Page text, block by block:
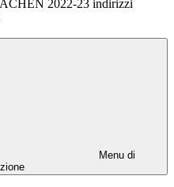
2022-23 indirizzi
Menu di